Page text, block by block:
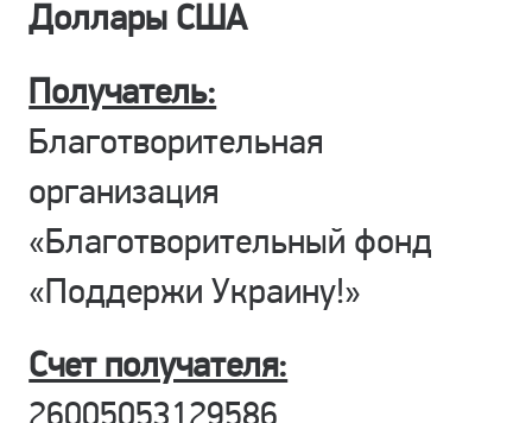
Доллары США
Получатель:
Благотворительная
организация
«Благотворительный фонд
«Поддержи Украину!»
Счет получателя: